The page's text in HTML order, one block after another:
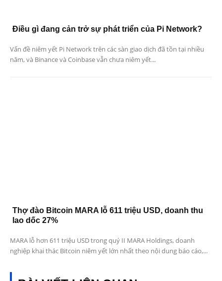
Điều gì đang cản trở sự phát triển của Pi Network?
Vấn đề niêm yết Pi Network trên các sàn giao dịch đã tồn tại nhiều
năm, và Binance và Coinbase vẫn chưa niêm yết...
Thợ đào Bitcoin MARA lỗ 611 triệu USD, doanh thu
lao dốc 27%
MARA lỗ hơn 611 triệu USD trong quý II MARA Holdings, doanh
nghiệp khai thác Bitcoin niêm yết lớn nhất theo nội dung báo cáo,...